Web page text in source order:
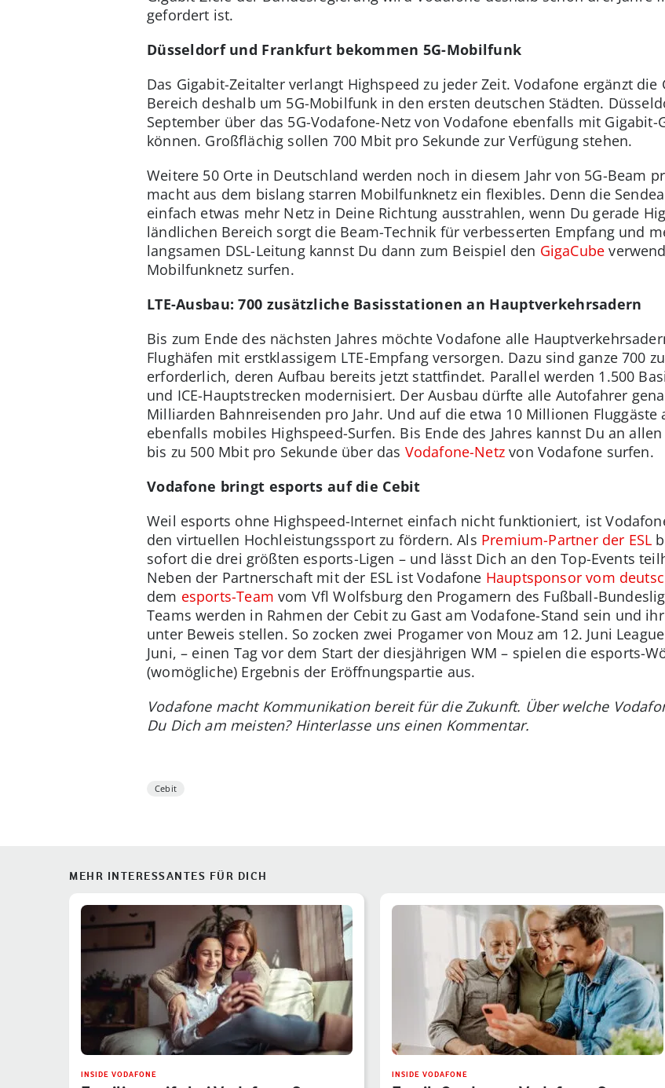
gefordert ist.
Düsseldorf und Frankfurt bekommen 5G-Mobilfunk
Das Gigabit-Zeitalter verlangt Highspeed zu jeder Zeit. Vodafone ergänzt die
Bereich deshalb um 5G-Mobilfunk in den ersten deutschen Städten.
September über das 5G-Vodafone-Netz von Vodafone ebenfalls mit
können. Großflächig sollen 700 Mbit pro Sekunde zur Verfügung stehen.
Weitere 50 Orte in Deutschland werden noch in diesem Jahr von 5G-Beam
macht aus dem bislang starren Mobilfunknetz ein flexibles. Denn die
einfach etwas mehr Netz in Deine Richtung ausstrahlen, wenn Du gerade
ländlichen Bereich sorgt die Beam-Technik für verbesserten Empfang und
langsamen DSL-Leitung kannst Du dann zum Beispiel den GigaCube
Mobilfunknetz surfen.
LTE-Ausbau: 700 zusätzliche Basisstationen an Hauptverkehrsadern
Bis zum Ende des nächsten Jahres möchte Vodafone alle
Flughäfen mit erstklassigem LTE-Empfang versorgen. Dazu sind ganze 700
erforderlich, deren Aufbau bereits jetzt stattfindet. Parallel werden 1.500
und ICE-Hauptstrecken modernisiert. Der Ausbau dürfte alle Autofahrer
Milliarden Bahnreisenden pro Jahr. Und auf die etwa 10 Millionen
ebenfalls mobiles Highspeed-Surfen. Bis Ende des Jahres kannst Du an
bis zu 500 Mbit pro Sekunde über das Vodafone-Netz von Vodafone surfen.
Vodafone bringt esports auf die Cebit
Weil esports ohne Highspeed-Internet einfach nicht funktioniert, ist
den virtuellen Hochleistungssport zu fördern. Als Premium-Partner der ESL
sofort die drei größten esports-Ligen – und lässt Dich an den Top-Events
Neben der Partnerschaft mit der ESL ist Vodafone Hauptsponsor vom
dem esports-Team vom Vfl Wolfsburg den Progamern des Fußball-
Teams werden in Rahmen der Cebit zu Gast am Vodafone-Stand sein und
unter Beweis stellen. So zocken zwei Progamer von Mouz am 12. Juni
Juni, – einen Tag vor dem Start der diesjährigen WM – spielen die esports-
(womögliche) Ergebnis der Eröffnungspartie aus.
Vodafone macht Kommunikation bereit für die Zukunft. Über welche
Du Dich am meisten? Hinterlasse uns einen Kommentar.
Cebit
MEHR INTERESSANTES FÜR DICH
INSIDE VODAFONE INSIDE VODAFONE